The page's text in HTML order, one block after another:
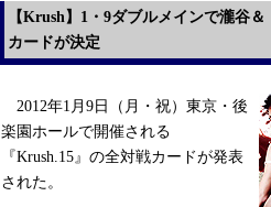
【Krush】1・9ダブルメインで瀧谷
カードが決定
2012年1月9日（月・祝）東京・後
楽園ホールで開催される
『Krush.15』の全対戦カードが発表
された。